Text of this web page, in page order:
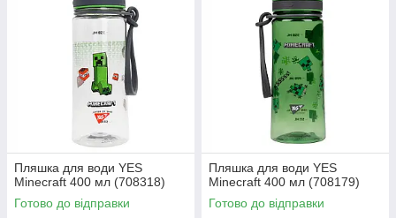
Пляшка для води YES
Minecraft 400 мл (708318)
Готово до відправки
Пляшка для води YES
Minecraft 400 мл (708179)
Готово до відправки